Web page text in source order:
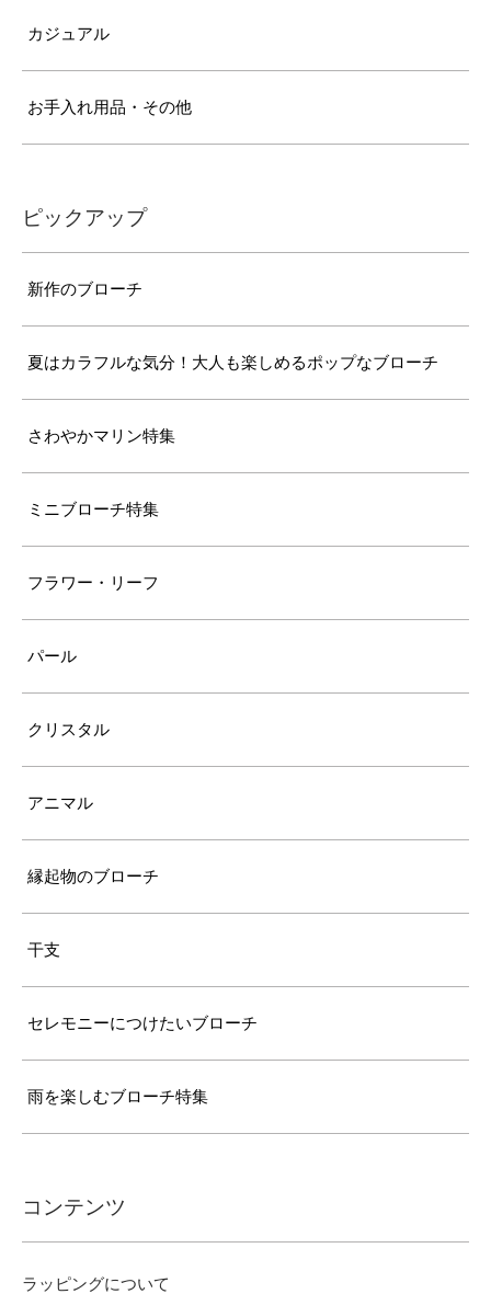
カジュアル
お手入れ用品・その他
ピックアップ
新作のブローチ
夏はカラフルな気分！大人も楽しめるポップなブローチ
さわやかマリン特集
ミニブローチ特集
フラワー・リーフ
パール
クリスタル
アニマル
縁起物のブローチ
干支
セレモニーにつけたいブローチ
雨を楽しむブローチ特集
コンテンツ
ラッピングについて